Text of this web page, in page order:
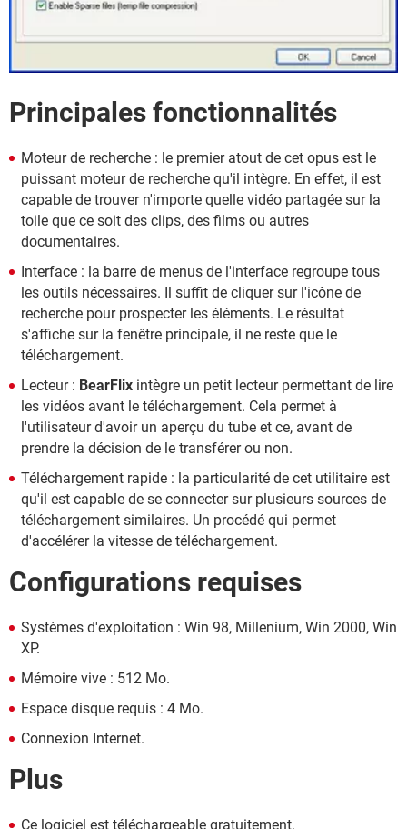
Principales fonctionnalités
Moteur de recherche : le premier atout de cet opus est le
puissant moteur de recherche qu'il intègre. En effet, il est
capable de trouver n'importe quelle vidéo partagée sur la
toile que ce soit des clips, des films ou autres
documentaires.
Interface : la barre de menus de l'interface regroupe tous
les outils nécessaires. Il suffit de cliquer sur l'icône de
recherche pour prospecter les éléments. Le résultat
s'affiche sur la fenêtre principale, il ne reste que le
téléchargement.
Lecteur : BearFlix intègre un petit lecteur permettant de lire
les vidéos avant le téléchargement. Cela permet à
l'utilisateur d'avoir un aperçu du tube et ce, avant de
prendre la décision de le transférer ou non.
Téléchargement rapide : la particularité de cet utilitaire est
qu'il est capable de se connecter sur plusieurs sources de
téléchargement similaires. Un procédé qui permet
d'accélérer la vitesse de téléchargement.
Configurations requises
Systèmes d'exploitation : Win 98, Millenium, Win 2000, Win
XP.
Mémoire vive : 512 Mo.
Espace disque requis : 4 Mo.
Connexion Internet.
Plus
Ce logiciel est téléchargeable gratuitement.